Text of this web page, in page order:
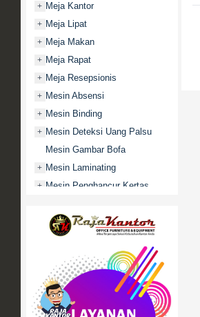
+ Meja Kantor
+ Meja Lipat
+ Meja Makan
+ Meja Rapat
+ Meja Resepsionis
+ Mesin Absensi
+ Mesin Binding
+ Mesin Deteksi Uang Palsu
Mesin Gambar Bofa
+ Mesin Laminating
+ Mesin Penghancur Kertas
Mobile File / Roll O Pack
Movitex
Paper Cutter
Partisi Kantor
Promo
+ Rak Serbaguna